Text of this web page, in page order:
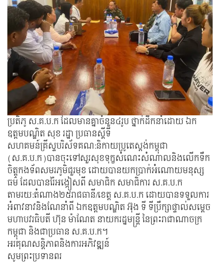
ប្រតិភូ ស.គ.ប.ក ដែលមានគ្នាចំនួន៤រូប ថ្នាក់ដឹកនាំដោយ ឯក
ឧត្តមបណ្ឌិត សុខ រដ្ឋា ប្រធានស្តីទី
សហគមន៍គ្រីស្ទបរិស័ទគណ:និកាយប្រូតេស្តង់កម្ពុជា
(ស.គ.ប.ក)បានចុះទៅសួរសុខទុក្ខសំណេះសំណាលនិងលើកទឹក
ចិត្តកងទ័ពសមរភូមិជួរមុខ ដោយបានយកប្រាក់អំណោយមនុស្ស
ធម៌ ដែលបានរ៉ៃអង្កៀសពី សមាជិក សមាជិការ ស.គ.ប.ក
តាមរយ:តំណាង២៥រាជធានី/ខេត្ត ស.គ.ប.ក ដោយបានទទួលការ
អំពាវនាវនិងណែនាំពី ឯកឧត្តមបណ្ឌិត អ៊ុង ទី ទីប្រឹក្សាផ្ទាល់សម្តេច
មហាបវរធិបតី ហ៊ុន ម៉ាណែត នាយករដ្ឋមន្ត្រី នៃព្រះរាជាណាចក្រ
កម្ពុជា និងជាប្រធាន ស.គ.ប.​ក​។
អរគុណសន្តិភាពនិងការអភិវឌ្ឍន៍
សូមព្រះប្រទានពរ